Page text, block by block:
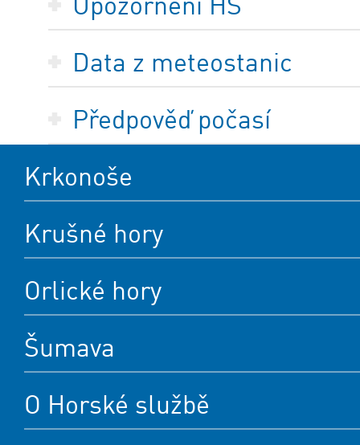
Data z meteostanic
Předpověď počasí
Krkonoše
Krušné hory
Orlické hory
Šumava
O Horské službě